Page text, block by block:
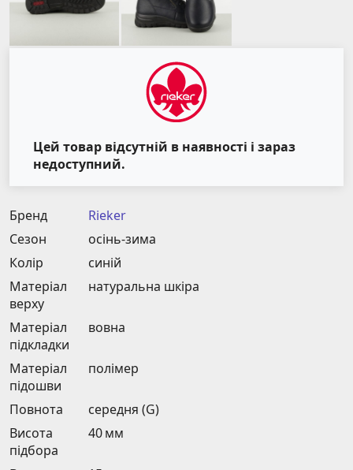
Цей товар відсутній в наявності і зараз
недоступний.
Бренд
Rieker
Сезон
осінь-зима
Колір
синій
Матеріал
верху
натуральна шкіра
Матеріал
підкладки
вовна
Матеріал
підошви
полімер
Повнота
середня (G)
Висота
підбора
40 мм